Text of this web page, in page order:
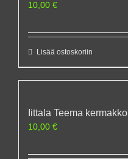
10,00 €
Lisää ostoskoriin
Iittala Teema kermakko
10,00 €